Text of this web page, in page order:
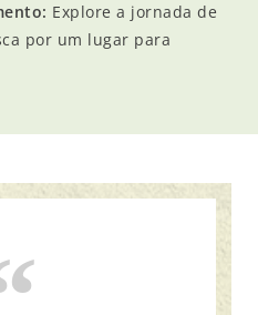
Explore a jornada de
por um lugar para